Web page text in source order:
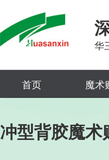
华
首页 魔术
冲型背胶魔术